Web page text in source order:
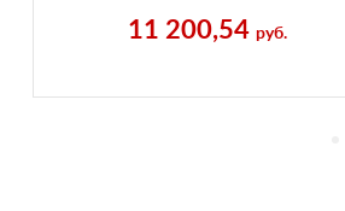
11 200,54 руб.